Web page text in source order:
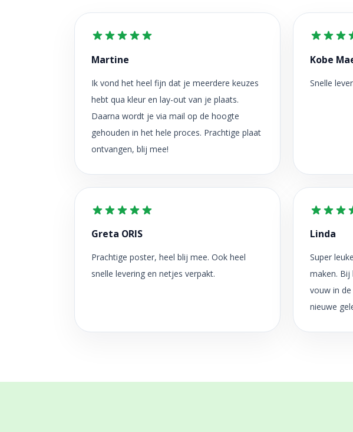
Martine
Ik vond het heel fijn dat je meerdere keuzes
hebt qua kleur en lay-out van je plaats.
Daarna wordt je via mail op de hoogte
gehouden in het hele proces. Prachtige plaat
ontvangen, blij mee!
Kobe
Snelle
Greta ORIS
Prachtige poster, heel blij mee. Ook heel
snelle levering en netjes verpakt.
Linda
Super
maken. Bij
vouw in
nieuwe